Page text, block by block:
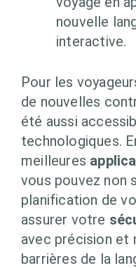
nouvelle
interactive.
Pour les
de nouvelles
été aussi
technologiques.
meilleures
vous pouvez non
planification de
assurer votre
avec précision et
barrières de la